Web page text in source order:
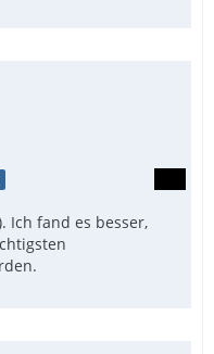
Ich fand es besser,